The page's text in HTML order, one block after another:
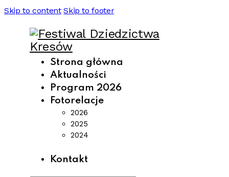
Skip to content Skip to footer
Strona główna
Aktualności
Program 2026
Fotorelacje
2026
2025
2024
Kontakt